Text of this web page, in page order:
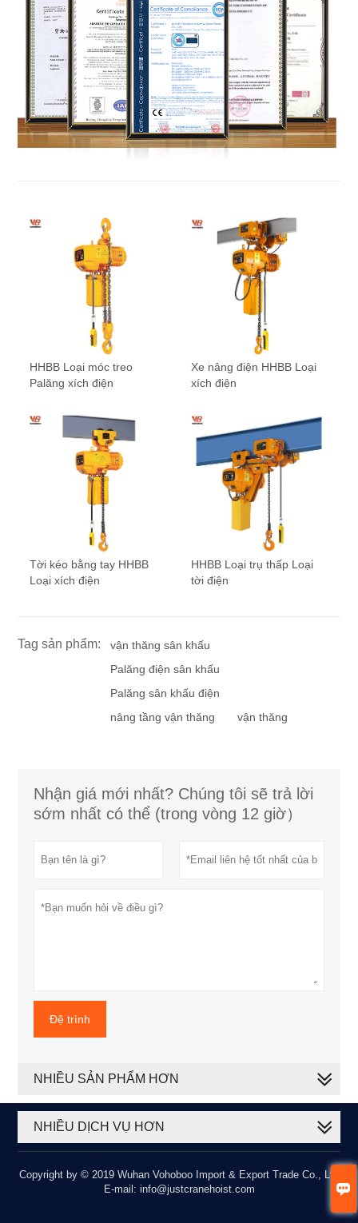

HHBB Loại móc treo
Palăng xích điện
Xe nâng điện HHBB Loại
xích điện
Tời kéo bằng tay HHBB
Loại xích điện
HHBB Loại trụ thấp Loại
tời điện
Tag sản phẩm:
vận thăng sân khấu
Palăng điện sân khấu
Palăng sân khấu điện
nâng tầng vận thăng
vận thăng
Nhận giá mới nhất? Chúng tôi sẽ trả lời
sớm nhất có thể (trong vòng 12 giờ）
Đệ trình
NHIỀU SẢN PHẨM HƠN
NHIỀU DỊCH VỤ HƠN
Copyright by © 2019 Wuhan Vohoboo Import & Export Trade Co., Ltd
E-mail: info@justcranehoist.com